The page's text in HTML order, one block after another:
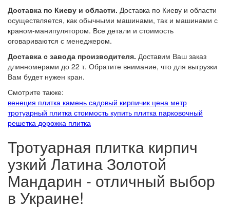
Доставка по Киеву и области. Доставка по Киеву и области
осуществляется, как обычными машинами, так и машинами с
краном-манипулятором. Все детали и стоимость
оговариваются с менеджером.
Доставка с завода производителя. Доставим Ваш заказ
длинномерами до 22 т. Обратите внимание, что для выгрузки
Вам будет нужен кран.
Смотрите также:
венеция плитка камень садовый кирпичик цена метр
тротуарный плитка стоимость купить плитка парковочный
решетка дорожка плитка
Тротуарная плитка кирпич
узкий Латина Золотой
Мандарин - отличный выбор
в Украине!